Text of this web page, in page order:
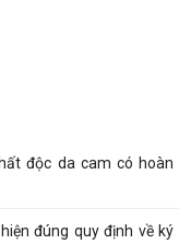
độc da cam có hoàn
đúng quy định về ký